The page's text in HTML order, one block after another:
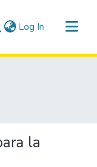
Log In (current)
la